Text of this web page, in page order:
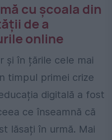
cu școala din
de a
online
și în țările cele mai
timpul primei crize
digitală a fost
ce înseamnă că
lăsați în urmă. Mai